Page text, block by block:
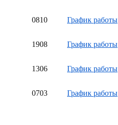
0810 График работы
1908 График работы
1306 График работы
0703 График работы